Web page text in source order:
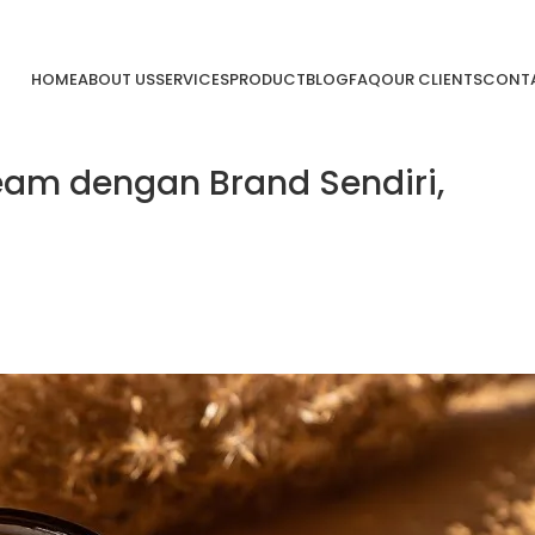
HOMEABOUT USSERVICESPRODUCTBLOGFAQOUR CLIENTS
dengan Brand Sendiri,